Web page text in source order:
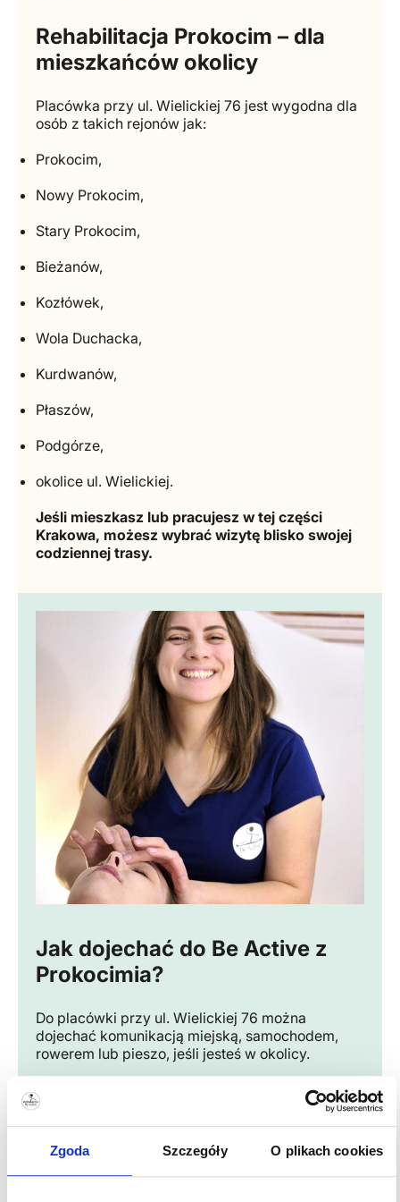
Zgoda Szczegóły O plikach cookies
Rehabilitacja Prokocim – dla
mieszkańców okolicy
Placówka przy ul. Wielickiej 76 jest wygodna dla
osób z takich rejonów jak:
Prokocim,
Nowy Prokocim,
Stary Prokocim,
Bieżanów,
Kozłówek,
Wola Duchacka,
Kurdwanów,
Płaszów,
Podgórze,
okolice ul. Wielickiej.
Jeśli mieszkasz lub pracujesz w tej części
Krakowa, możesz wybrać wizytę blisko swojej
codziennej trasy.
Jak dojechać do Be Active z
Prokocimia?
Do placówki przy ul. Wielickiej 76 można
dojechać komunikacją miejską, samochodem,
rowerem lub pieszo, jeśli jesteś w okolicy.
Dla mieszkańców Prokocimia to jedna z
wygodniejszych lokalizacji Be Active —
szczególnie jeśli poruszasz się wzdłuż ul.
Wielickiej albo dojeżdżasz w stronę Podgórza.
Przed wizytą warto sprawdzić aktualną trasę w